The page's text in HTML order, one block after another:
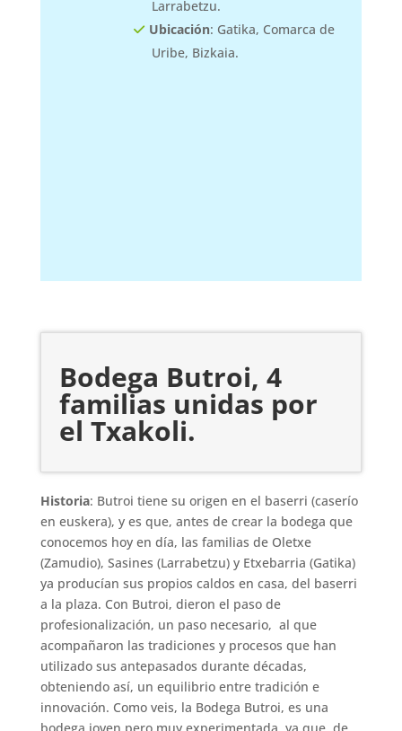
Larrabetzu.
Ubicación: Gatika, Comarca de
Uribe, Bizkaia.
Bodega Butroi, 4
familias unidas por
el Txakoli.
Historia: Butroi tiene su origen en el baserri (caserío
en euskera), y es que, antes de crear la bodega que
conocemos hoy en día, las familias de Oletxe
(Zamudio), Sasines (Larrabetzu) y Etxebarria (Gatika)
ya producían sus propios caldos en casa, del baserri
a la plaza. Con Butroi, dieron el paso de
profesionalización, un paso necesario, al que
acompañaron las tradiciones y procesos que han
utilizado sus antepasados durante décadas,
obteniendo así, un equilibrio entre tradición e
innovación. Como veis, la Bodega Butroi, es una